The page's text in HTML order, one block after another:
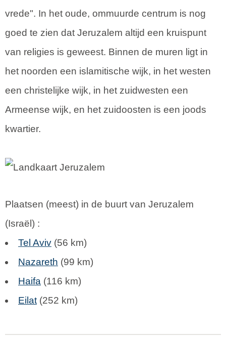
vrede". In het oude, ommuurde centrum is nog
goed te zien dat Jeruzalem altijd een kruispunt
van religies is geweest. Binnen de muren ligt in
het noorden een islamitische wijk, in het westen
een christelijke wijk, in het zuidwesten een
Armeense wijk, en het zuidoosten is een joods
kwartier.
Plaatsen (meest) in de buurt van Jeruzalem
(Israël) :
Tel Aviv (56 km)
Nazareth (99 km)
Haifa (116 km)
Eilat (252 km)